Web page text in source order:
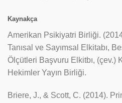
Kaynakça
Amerikan Psikiyatri Birliği.
Tanısal ve Sayımsal Elkitabı,
Ölçütleri Başvuru Elkitbı, (çev.)
Hekimler Yayın Birliği.
Briere, J., & Scott, C. (2014).